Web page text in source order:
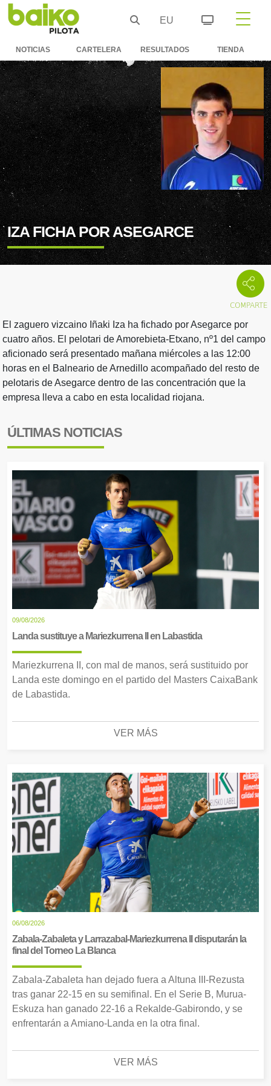
EU
NOTICIAS CARTELERA RESULTADOS TIENDA
IZA FICHA POR ASEGARCE
El zaguero vizcaino Iñaki Iza ha fichado por Asegarce por
cuatro años. El pelotari de Amorebieta-Etxano, nº1 del campo
aficionado será presentado mañana miércoles a las 12:00
horas en el Balneario de Arnedillo acompañado del resto de
pelotaris de Asegarce dentro de las concentración que la
empresa lleva a cabo en esta localidad riojana.
ÚLTIMAS NOTICIAS
09/08/2026
Landa sustituye a Mariezkurrena II en Labastida
Mariezkurrena II, con mal de manos, será sustituido por
Landa este domingo en el partido del Masters CaixaBank
de Labastida.
VER MÁS
06/08/2026
Zabala-Zabaleta y Larrazabal-Mariezkurrena II disputarán la
final del Torneo La Blanca
Zabala-Zabaleta han dejado fuera a Altuna III-Rezusta
tras ganar 22-15 en su semifinal. En el Serie B, Murua-
Eskuza han ganado 22-16 a Rekalde-Gabirondo, y se
enfrentarán a Amiano-Landa en la otra final.
VER MÁS